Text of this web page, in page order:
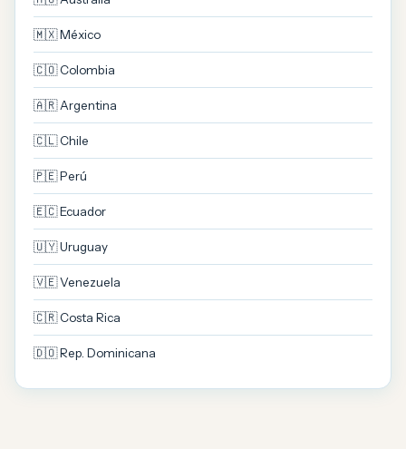
🇲🇽 México
🇨🇴 Colombia
🇦🇷 Argentina
🇨🇱 Chile
🇵🇪 Perú
🇪🇨 Ecuador
🇺🇾 Uruguay
🇻🇪 Venezuela
🇨🇷 Costa Rica
🇩🇴 Rep. Dominicana